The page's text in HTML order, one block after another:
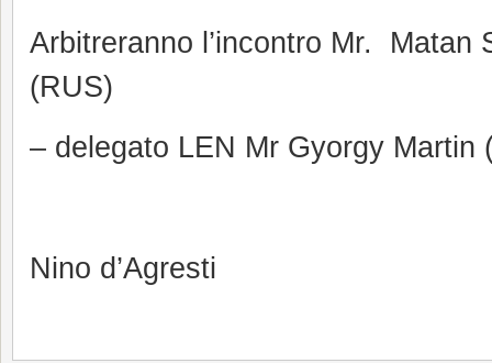
Arbitreranno l’incontro Mr. Matan
(RUS)
– delegato LEN Mr Gyorgy Martin
Nino d’Agresti